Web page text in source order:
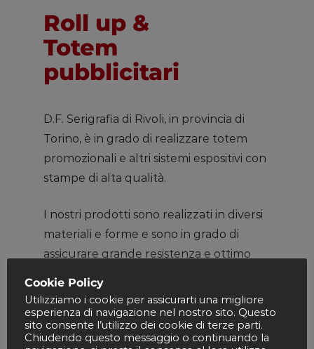
Roll up &
Totem
pubblicitari
D.F. Serigrafia di Rivoli, in provincia di
Torino, è in grado di realizzare totem
promozionali e altri sistemi espositivi con
stampe di alta qualità.
I nostri prodotti sono realizzati in diversi
materiali e forme e sono in grado di
assicurare grande resistenza e ottimo
immediatamente l’attenzione dei
potenziali clienti.
Cookie Policy
Utilizziamo i cookie per assicurarti una migliore
esperienza di navigazione nel nostro sito. Questo
sito consente l’utilizzo dei cookie di terze parti.
Chiudendo questo messaggio o continuando la